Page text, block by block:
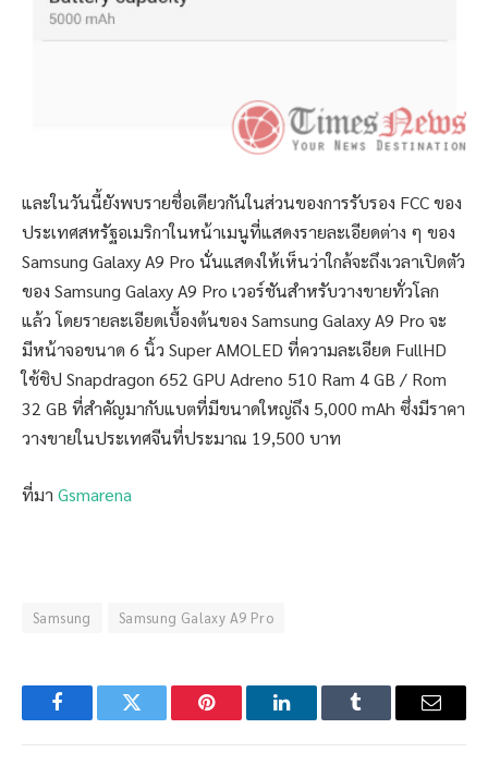
และในวันนี้ยังพบรายชื่อเดียวกันในส่วนของการรับรอง FCC ของ
ประเทศสหรัฐอเมริกาในหน้าเมนูที่แสดงรายละเอียดต่าง ๆ ของ
Samsung Galaxy A9 Pro นั่นแสดงให้เห็นว่าใกล้จะถึงเวลาเปิดตัว
ของ Samsung Galaxy A9 Pro เวอร์ชันสำหรับวางขายทั่วโลก
แล้ว โดยรายละเอียดเบื้องต้นของ Samsung Galaxy A9 Pro จะ
มีหน้าจอขนาด 6 นิ้ว Super AMOLED ที่ความละเอียด FullHD
ใช้ชิป Snapdragon 652 GPU Adreno 510 Ram 4 GB / Rom
32 GB ที่สำคัญมากับแบตที่มีขนาดใหญ่ถึง 5,000 mAh ซึ่งมีราคา
วางขายในประเทศจีนที่ประมาณ 19,500 บาท
ที่มา Gsmarena
Samsung Samsung Galaxy A9 Pro
FacebookTwitter Pinterest LinkedInTumblr Email